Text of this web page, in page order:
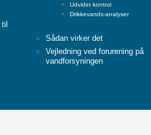
Udvidet kontrol
Drikkevands-analyser
Sådan virker det
Vejledning ved forurening på
vandforsyningen